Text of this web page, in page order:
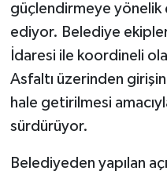
güçlendirmeye yönelik
ediyor. Belediye
İdaresi ile koordineli
Asfaltı üzerinden
hale getirilmesi
sürdürüyor.
Belediyeden yapılan
GÜNDEM
İş ilanı
Kilimli
Kültür - Sanat